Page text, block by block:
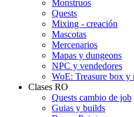
Monstruos
Quests
Mixing - creación
Mascotas
Mercenarios
Mapas y dungeons
NPC y vendedores
WoE: Treasure box y
Clases RO
Quests cambio de job
Guias y builds